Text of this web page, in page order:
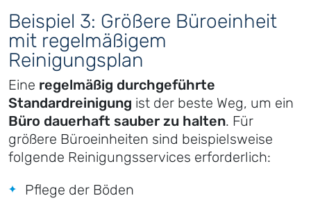
Beispiel 3: Größere Büroeinheit
mit regelmäßigem
Reinigungsplan
Eine regelmäßig durchgeführte
Standardreinigung ist der beste Weg, um ein
Büro dauerhaft sauber zu halten. Für
größere Büroeinheiten sind beispielsweise
folgende Reinigungsservices erforderlich:
Pflege der Böden